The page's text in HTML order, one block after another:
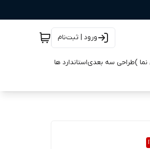
ورود | ثبت‌نام
)طراحی سه بعدیاستاندارد ها
1